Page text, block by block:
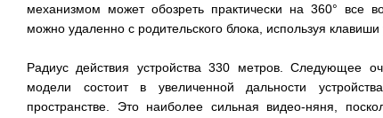
механизмом может обозреть практически на 360° все
можно удаленно с родительского блока, используя
Радиус действия устройства 330 метров. Следующее
модели состоит в увеличенной дальности
пространстве. Это наиболее сильная видео-няня,